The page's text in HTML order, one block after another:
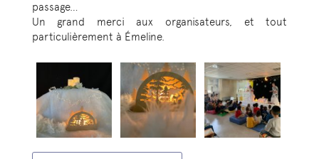
passage…
Un grand merci aux organisateurs, et tout
particulièrement à Émeline.